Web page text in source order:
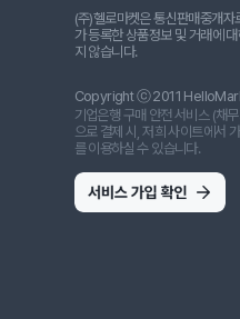
(주)헬로마켓은 통신판매중개
가 등록한 상품정보 및 거래에
지 않습니다.
Copyright ⓒ 2011
기업은행 구매 안전 서비스 (채
으로 결제 시, 저희 사이트에서
를 이용하실 수 있습니다.